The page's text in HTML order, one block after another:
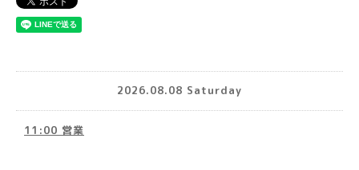
2026.08.08 Saturday
11:00 営業